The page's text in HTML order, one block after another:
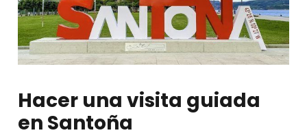
Hacer una visita guiada
en Santoña